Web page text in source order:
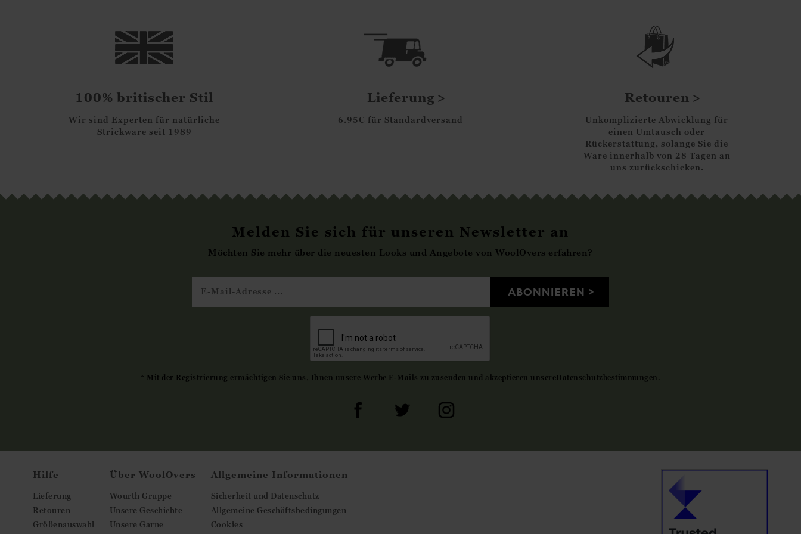
100% britischer Stil
Wir sind Experten für natürliche
Strickware seit 1989
Lieferung
6.95€ für Standardversand
Retouren
Unkomplizierte Abwicklung für
einen Umtausch oder
Rückerstattung, solange Sie die
Ware innerhalb von 28 Tagen an
uns zurückschicken.
Melden Sie sich für unseren Newsletter an
Möchten Sie mehr über die neuesten Looks und Angebote von WoolOvers erfahren?
ABONNIEREN
* Mit der Registrierung ermächtigen Sie uns, Ihnen unsere Werbe E-Mails zu zusenden und akzeptieren unsereDatenschutzbestimmungen .
Hilfe
Lieferung
Retouren
Größenauswahl
Über WoolOvers
Wourth Gruppe
Unsere Geschichte
Unsere Garne
Allgemeine Informationen
Sicherheit und Datenschutz
Allgemeine Geschäftsbedingungen
Cookies